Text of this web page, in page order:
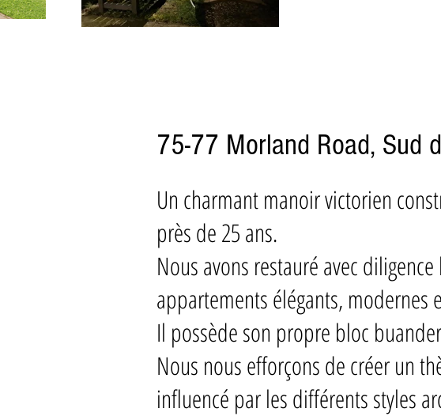
75-77 Morland Road, Sud
Un charmant manoir victorien
près de 25 ans.
Nous avons restauré avec
appartements élégants, modernes
Il possède son propre bloc
Nous nous efforçons de créer un
influencé par les différents styles